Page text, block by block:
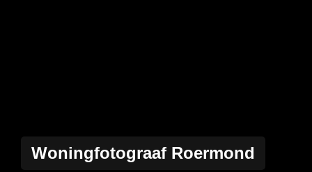
Woningfotograaf Roermond